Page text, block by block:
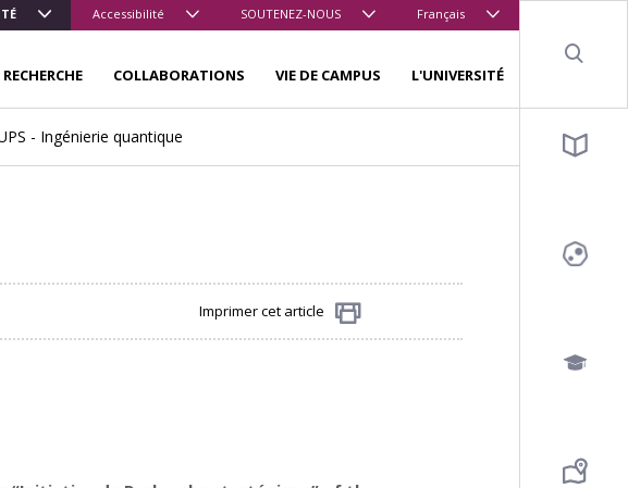
Accessibilité SOUTENEZ-NOUS Français
RECHERCHE COLLABORATIONS VIE DE CAMPUS L'UNIVERSITÉ
- Ingénierie quantique
Imprimer cet article